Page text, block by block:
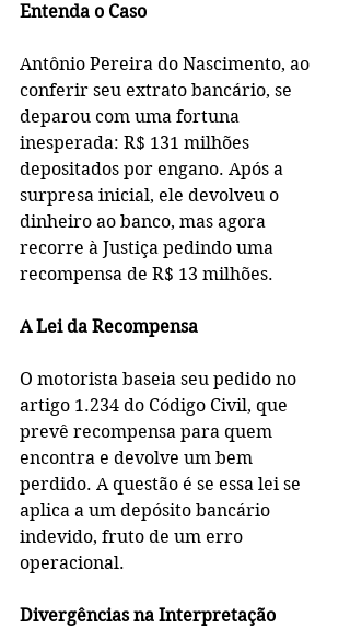
Entenda o Caso
Antônio Pereira do Nascimento, ao
conferir seu extrato bancário, se
deparou com uma fortuna
inesperada: R$ 131 milhões
depositados por engano. Após a
surpresa inicial, ele devolveu o
dinheiro ao banco, mas agora
recorre à Justiça pedindo uma
recompensa de R$ 13 milhões.
A Lei da Recompensa
O motorista baseia seu pedido no
artigo 1.234 do Código Civil, que
prevê recompensa para quem
encontra e devolve um bem
perdido. A questão é se essa lei se
aplica a um depósito bancário
indevido, fruto de um erro
operacional.
Divergências na Interpretação